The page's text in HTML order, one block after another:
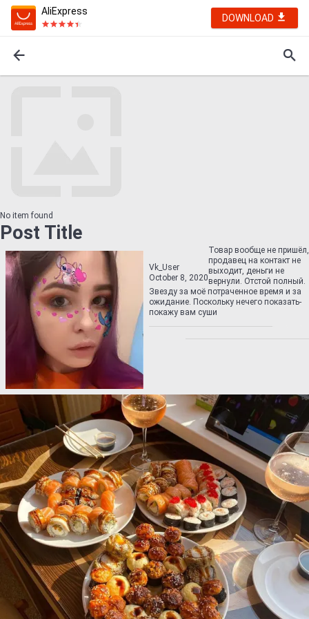
AliExpress
DOWNLOAD
No item found
Post Title
Vk_User
October 8, 2020
Товар вообще не пришёл,
продавец на контакт не
выходит, деньги не
вернули. Отстой полный.
Звезду за моё потраченное время и за
ожидание. Поскольку нечего показать-
покажу вам суши